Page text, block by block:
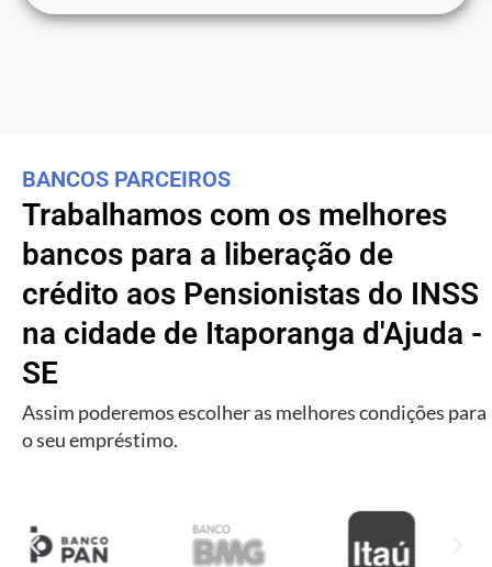
BANCOS PARCEIROS
Trabalhamos com os melhores
bancos para a liberação de
crédito aos Pensionistas do INSS
na cidade de Itaporanga d'Ajuda -
SE
Assim poderemos escolher as melhores condições para
o seu empréstimo.